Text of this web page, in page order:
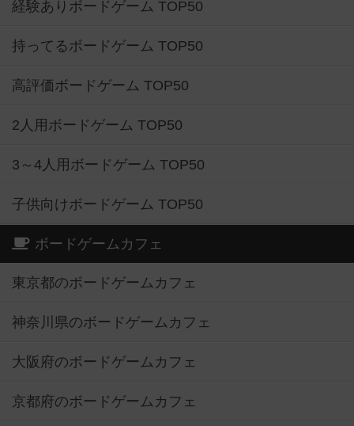
経験ありボードゲーム TOP50
持ってるボードゲーム TOP50
高評価ボードゲーム TOP50
2人用ボードゲーム TOP50
3～4人用ボードゲーム TOP50
子供向けボードゲーム TOP50
ボードゲームカフェ
東京都のボードゲームカフェ
神奈川県のボードゲームカフェ
大阪府のボードゲームカフェ
京都府のボードゲームカフェ